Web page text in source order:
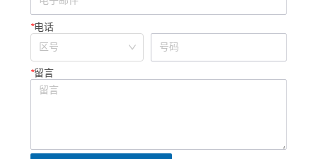
*电话
*留言